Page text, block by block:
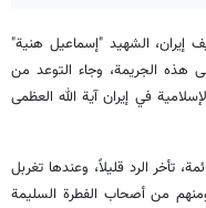
إيران، الشهيد "إسماعيل هنية"
هذه الجريمة، وجاء التوعد من
في إيران آية الله العظمى
تأخر الرد قليلاً، وعندها تغربل
من أصحاب الفطرة السليمة